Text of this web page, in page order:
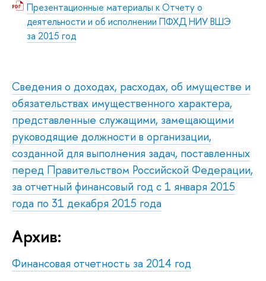
Презентационные материалы к Отчету о
деятельности и об исполнении ПФХД НИУ ВШЭ
за 2015 год
Сведения о доходах, расходах, об имуществе и
обязательствах имущественного характера,
представленные служащими, замещающими
руководящие должности в организации,
созданной для выполнения задач, поставленных
перед Правительством Российской Федерации,
за отчетный финансовый год с 1 января 2015
года по 31 декабря 2015 года
Архив:
Финансовая отчетность за 2014 год